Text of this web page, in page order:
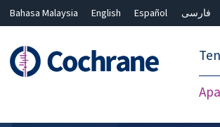
Bahasa Malaysia English Español فارسی